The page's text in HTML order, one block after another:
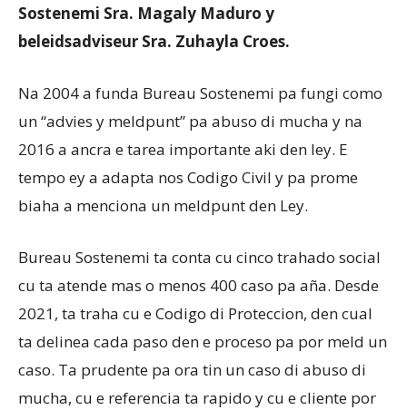
Sostenemi Sra. Magaly Maduro y
beleidsadviseur Sra. Zuhayla Croes.
Na 2004 a funda Bureau Sostenemi pa fungi como
un “advies y meldpunt” pa abuso di mucha y na
2016 a ancra e tarea importante aki den ley. E
tempo ey a adapta nos Codigo Civil y pa prome
biaha a menciona un meldpunt den Ley.
Bureau Sostenemi ta conta cu cinco trahado social
cu ta atende mas o menos 400 caso pa aña. Desde
2021, ta traha cu e Codigo di Proteccion, den cual
ta delinea cada paso den e proceso pa por meld un
caso. Ta prudente pa ora tin un caso di abuso di
mucha, cu e referencia ta rapido y cu e cliente por